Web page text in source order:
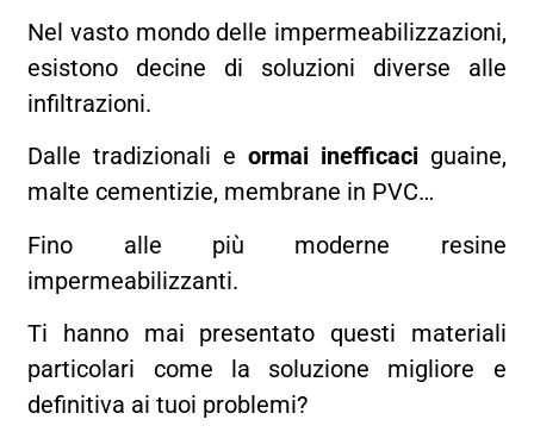
Nel vasto mondo delle impermeabilizzazioni,
esistono decine di soluzioni diverse alle
infiltrazioni.
Dalle tradizionali e ormai inefficaciguaine,
malte cementizie, membrane in PVC…
Fino alle più moderne resine
impermeabilizzanti.
Ti hanno mai presentato questi materiali
particolari come la soluzione migliore e
definitiva ai tuoi problemi?